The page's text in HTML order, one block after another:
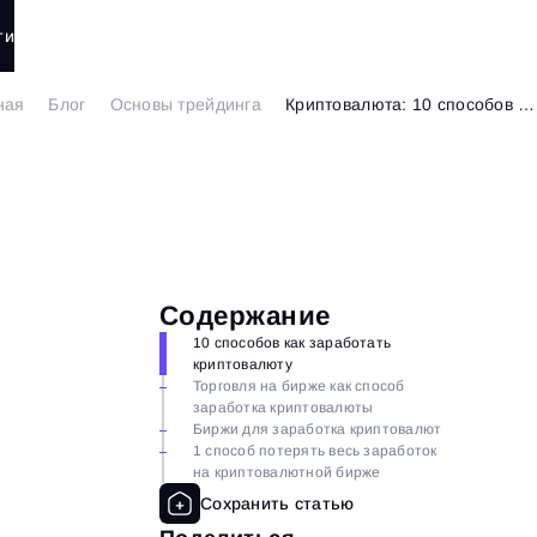
Блог Основы трейдинга Криптовалюта: 10 cпособов заработать и 1 способ все потерять
Содержание
10 способов как заработать
криптовалюту
Торговля на бирже как способ
заработка криптовалюты
Биржи для заработка криптовалют
1 способ потерять весь заработок
на криптовалютной бирже